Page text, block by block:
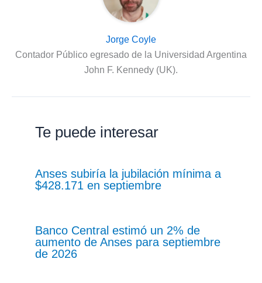
Jorge Coyle
Contador Público egresado de la Universidad Argentina
John F. Kennedy (UK).
Te puede interesar
Anses subiría la jubilación mínima a
$428.171 en septiembre
Banco Central estimó un 2% de
aumento de Anses para septiembre
de 2026